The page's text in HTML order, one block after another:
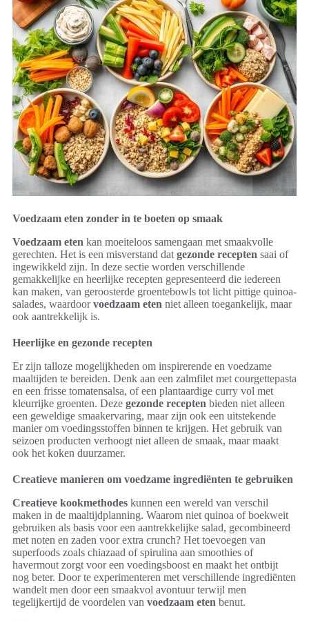
Voedzaam eten zonder in te boeten op smaak
Voedzaam eten kan moeiteloos samengaan met smaakvolle
gerechten. Het is een misverstand dat gezonde recepten saai of
ingewikkeld zijn. In deze sectie worden verschillende
gemakkelijke en heerlijke recepten gepresenteerd die iedereen
kan maken, van geroosterde groentebowls tot licht pittige quinoa-
salades, waardoorvoedzaam eten niet alleen toegankelijk, maar
ook aantrekkelijk is.
Heerlijke en gezonde recepten
Er zijn talloze mogelijkheden om inspirerende en voedzame
maaltijden te bereiden. Denk aan een zalmfilet met courgettepasta
en een frisse tomatensalsa, of een plantaardige curry vol met
kleurrijke groenten. Deze gezonde recepten bieden niet alleen
een geweldige smaakervaring, maar zijn ook een uitstekende
manier om voedingsstoffen binnen te krijgen. Het gebruik van
seizoen producten verhoogt niet alleen de smaak, maar maakt
ook het koken duurzamer.
Creatieve manieren om voedzame ingrediënten te gebruiken
Creatieve kookmethodes kunnen een wereld van verschil
maken in de maaltijdplanning. Waarom niet quinoa of boekweit
gebruiken als basis voor een aantrekkelijke salad, gecombineerd
met noten en zaden voor extra crunch? Het toevoegen van
superfoods zoals chiazaad of spirulina aan smoothies of
havermout zorgt voor een voedingsboost en maakt het ontbijt
nog beter. Door te experimenteren met verschillende ingrediënten
wandelt men door een smaakvol avontuur terwijl men
tegelijkertijd de voordelen van voedzaam eten benut.